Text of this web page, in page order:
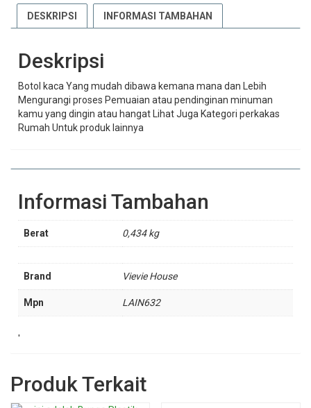
DESKRIPSI INFORMASI TAMBAHAN
Deskripsi
Botol kaca Yang mudah dibawa kemana mana dan Lebih
Mengurangi proses Pemuaian atau pendinginan minuman
kamu yang dingin atau hangat Lihat Juga Kategori perkakas
Rumah Untuk produk lainnya
Informasi Tambahan
Berat 0,434 kg
Brand Vievie House
Mpn LAIN632
'
Produk Terkait